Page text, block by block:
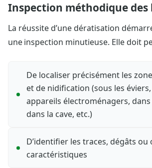
Inspection méthodique des
La réussite d’une dératisation
une inspection minutieuse. Elle doit
De localiser précisément les
et de nidification (sous les
appareils électroménagers, dans
dans la cave, etc.)
D’identifier les traces, dégâts ou
caractéristiques